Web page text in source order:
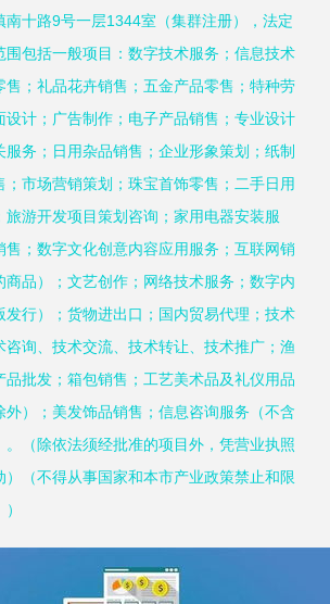
南十路9号一层1344室（集群注册），法定
围包括一般项目：数字技术服务；信息技术
售；礼品花卉销售；五金产品零售；特种劳
设计；广告制作；电子产品销售；专业设计
务；日用杂品销售；企业形象策划；纸制
市场营销策划；珠宝首饰零售；二手日用
游开发项目策划咨询；家用电器安装服
售；数字文化创意内容应用服务；互联网销
品）；文艺创作；网络技术服务；数字内
发行）；货物进出口；国内贸易代理；技术
咨询、技术交流、技术转让、技术推广；渔
品批发；箱包销售；工艺美术品及礼仪用品
）；美发饰品销售；信息咨询服务（不含
（除依法须经批准的项目外，凭营业执照
（不得从事国家和本市产业政策禁止和限